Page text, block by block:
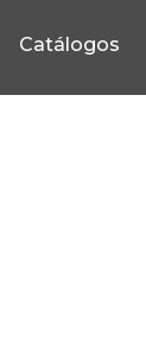
Catálogos